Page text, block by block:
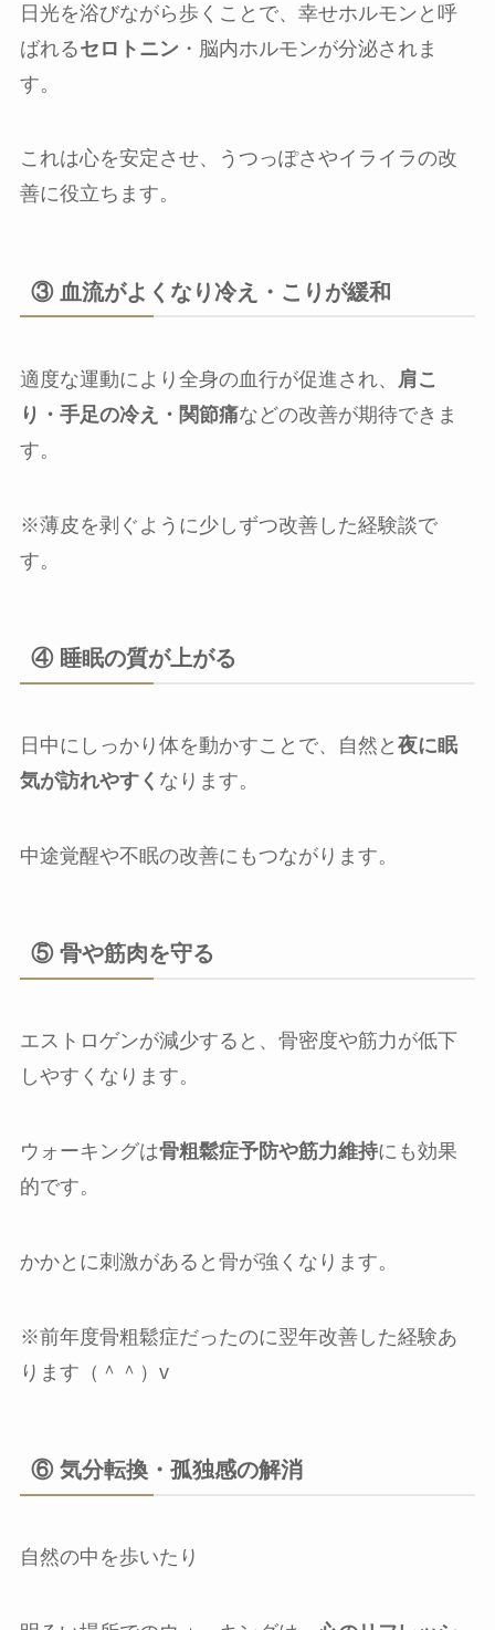
日光を浴びながら歩くことで、幸せホルモンと呼
ばれるセロトニン ・脳内ホルモンが分泌されま
す。
これは心を安定させ、うつっぽさやイライラの改
善に役立ちます。
③ 血流がよくなり冷え・こりが緩和
適度な運動により全身の血行が促進され、
肩こ
り・手足の冷え・関節痛などの改善が期待できま
す。
※薄皮を剥ぐように少しずつ改善した経験談で
す。
④ 睡眠の質が上がる
日中にしっかり体を動かすことで、自然と 夜に眠
気が訪れやすく なります。
中途覚醒や不眠の改善にもつながります。
⑤ 骨や筋肉を守る
エストロゲンが減少すると、骨密度や筋力が低下
しやすくなります。
ウォーキングは骨粗鬆症予防や筋力維持にも効果
的です。
かかとに刺激があると骨が強くなります。
※前年度骨粗鬆症だったのに翌年改善した経験あ
ります（＾＾）v
⑥ 気分転換・孤独感の解消
自然の中を歩いたり